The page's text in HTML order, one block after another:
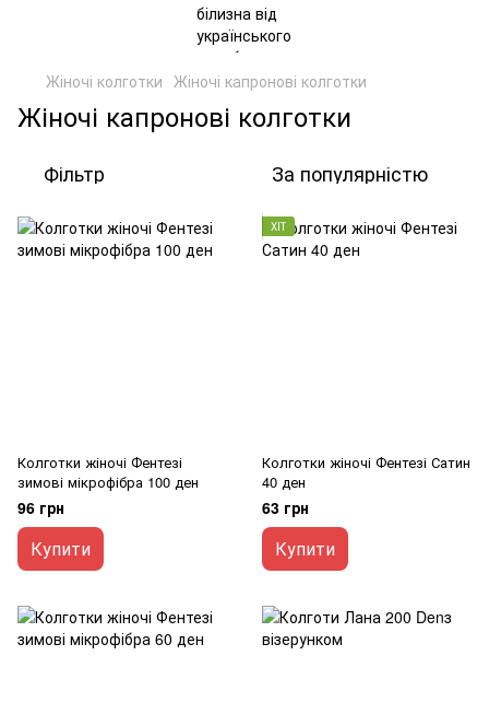
Жіночі колготки Жіночі капронові колготки
Жіночі капронові колготки
Фільтр За популярністю
Колготки жіночі Фентезі
зимові мікрофібра 100 ден
96 грн
Купити
ХІТ
Колготки жіночі Фентезі Сатин
40 ден
63 грн
Купити